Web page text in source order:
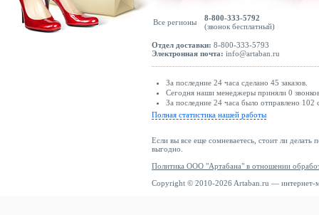
Все регионы
8-800-333-5792
(звонок бесплатный)
Отдел доставки: 8-800-333-5793
Электронная почта: info@artaban.ru
За последние 24 часа сделано 45 заказов.
Сегодня наши менеджеры приняли 0
За последние 24 часа было отправлено
Полная статистика нашей работы
Если вы все еще сомневаетесь, стоит ли делать
выгодно.
Политика ООО "Артабана" в отношении
Copyright © 2010-2026 Artaban.ru — интернет-